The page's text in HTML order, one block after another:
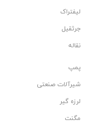
لیفتراک
جرثقیل
نقاله
پمپ
شیرآلات صنعتی
لرزه گیر
مگنت